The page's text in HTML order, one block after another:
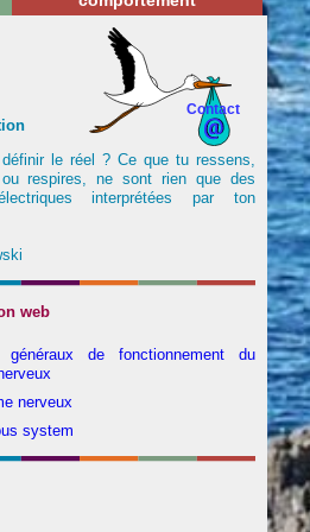
Contact
le réel ? Ce que tu ressens,
respires, ne sont rien que des
interprétées par ton
web
généraux de fonctionnement du
nerveux
system